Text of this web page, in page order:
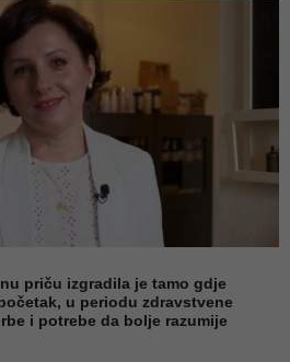
priču izgradila je tamo gdje
u periodu zdravstvene
i potrebe da bolje razumije